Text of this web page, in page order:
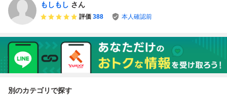
もしもし さん
評価 388 本人確認前
別のカテゴリで探す